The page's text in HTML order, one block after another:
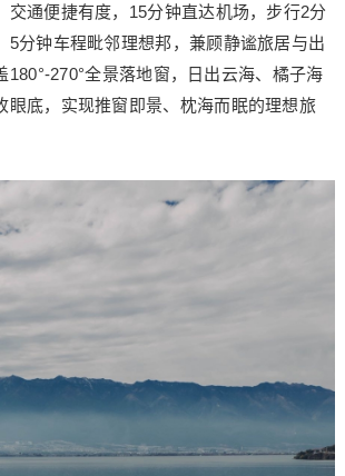
交通便捷有度，15分钟直达机场，步行2分
5分钟车程毗邻理想邦，兼顾静谧旅居与出
180°-270°全景落地窗，日出云海、橘子海
眼底，实现推窗即景、枕海而眠的理想旅